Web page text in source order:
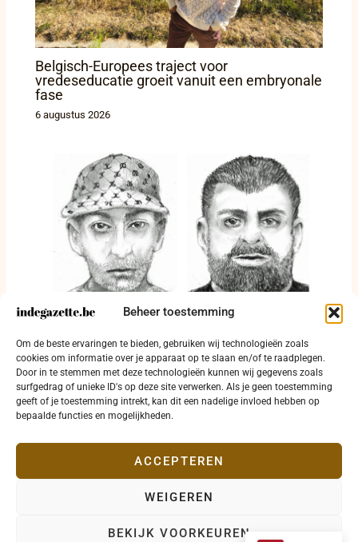
Beheer toestemming
Om de beste ervaringen te bieden, gebruiken wij technologieën zoals
cookies om informatie over je apparaat op te slaan en/of te raadplegen.
Door in te stemmen met deze technologieën kunnen wij gegevens zoals
surfgedrag of unieke ID's op deze site verwerken. Als je geen toestemming
geeft of je toestemming intrekt, kan dit een nadelige invloed hebben op
bepaalde functies en mogelijkheden.
ACCEPTEREN
WEIGEREN
BEKIJK VOORKEUREN
Belgisch-Europees traject voor
vredeseducatie groeit vanuit een embryonale
fase
6 augustus 2026
Twee verdachten gezocht na afpersing en
brandstichting in Samrée
3 augustus 2026
Copyright © 2026 indegazette.be |Privacy